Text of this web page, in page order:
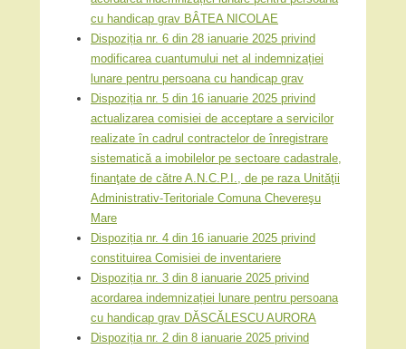
cu handicap grav BÂTEA NICOLAE
Dispoziția nr. 6 din 28 ianuarie 2025 privind
modificarea cuantumului net al indemnizației
lunare pentru persoana cu handicap grav
Dispoziția nr. 5 din 16 ianuarie 2025 privind
actualizarea comisiei de acceptare a servicilor
realizate în cadrul contractelor de înregistrare
sistematică a imobilelor pe sectoare cadastrale,
finanţate de către A.N.C.P.I., de pe raza Unităţii
Administrativ-Teritoriale Comuna Chevereşu
Mare
Dispoziția nr. 4 din 16 ianuarie 2025 privind
constituirea Comisiei de inventariere
Dispoziția nr. 3 din 8 ianuarie 2025 privind
acordarea indemnizației lunare pentru persoana
cu handicap grav DĂSCĂLESCU AURORA
Dispoziția nr. 2 din 8 ianuarie 2025 privind